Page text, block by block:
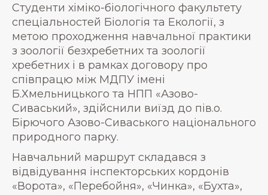
Студенти хіміко-біологічного факультету
спеціальностей Біологія та Екології, з
метою проходження навчальної практики
з зоології безхребетних та зоології
хребетних і в рамках договору про
співпрацю між МДПУ імені
Б.Хмельницького та НПП «Азово-
Сиваський», здійснили виїзд до пів.о.
Бірючого Азово-Сиваського національного
природного парку.
Навчальний маршрут складався з
відвідування інспекторських кордонів
«Ворота», «Перебойня», «Чинка», «Бухта»,